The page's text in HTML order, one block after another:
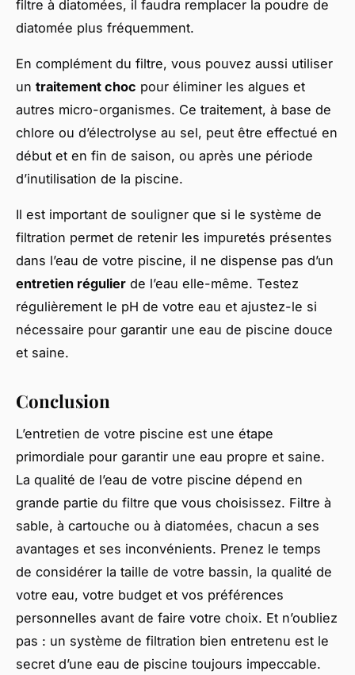
filtre à diatomées, il faudra remplacer la poudre de
diatomée plus fréquemment.
En complément du filtre, vous pouvez aussi utiliser
un traitement choc pour éliminer les algues et
autres micro-organismes. Ce traitement, à base de
chlore ou d’électrolyse au sel, peut être effectué en
début et en fin de saison, ou après une période
d’inutilisation de la piscine.
Il est important de souligner que si le système de
filtration permet de retenir les impuretés présentes
dans l’eau de votre piscine, il ne dispense pas d’un
entretien régulier de l’eau elle-même. Testez
régulièrement le pH de votre eau et ajustez-le si
nécessaire pour garantir une eau de piscine douce
et saine.
Conclusion
L’entretien de votre piscine est une étape
primordiale pour garantir une eau propre et saine.
La qualité de l’eau de votre piscine dépend en
grande partie du filtre que vous choisissez. Filtre à
sable, à cartouche ou à diatomées, chacun a ses
avantages et ses inconvénients. Prenez le temps
de considérer la taille de votre bassin, la qualité de
votre eau, votre budget et vos préférences
personnelles avant de faire votre choix. Et n’oubliez
pas : un système de filtration bien entretenu est le
secret d’une eau de piscine toujours impeccable.